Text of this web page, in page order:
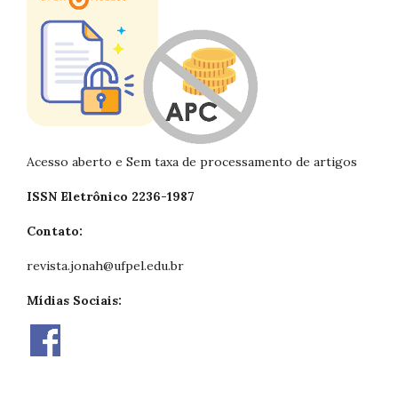
Acesso aberto e Sem taxa de processamento de artigos
ISSN Eletrônico 2236-1987
Contato:
revista.jonah@ufpel.edu.br
Mídias Sociais: